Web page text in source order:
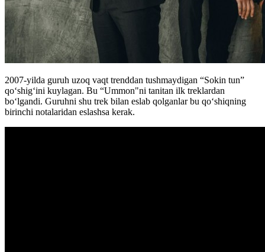
2007-yilda guruh uzoq vaqt trenddan tushmaydigan “Sokin tun”
qoʻshigʻini kuylagan. Bu “Ummon"ni tanitan ilk treklardan
boʻlgandi. Guruhni shu trek bilan eslab qolganlar bu qoʻshiqning
birinchi notalaridan eslashsa kerak.